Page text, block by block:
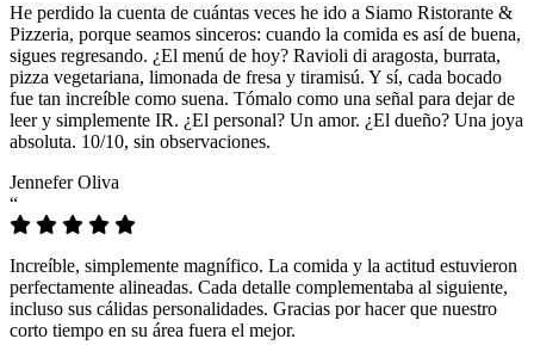
He perdido la cuenta de cuántas veces he ido a Siamo Ristorante &
Pizzeria, porque seamos sinceros: cuando la comida es así de buena,
sigues regresando. ¿El menú de hoy? Ravioli di aragosta, burrata,
pizza vegetariana, limonada de fresa y tiramisú. Y sí, cada bocado
fue tan increíble como suena. Tómalo como una señal para dejar de
leer y simplemente IR. ¿El personal? Un amor. ¿El dueño? Una joya
absoluta. 10/10, sin observaciones.
Jennefer Oliva
“
Increíble, simplemente magnífico. La comida y la actitud estuvieron
perfectamente alineadas. Cada detalle complementaba al siguiente,
incluso sus cálidas personalidades. Gracias por hacer que nuestro
corto tiempo en su área fuera el mejor.